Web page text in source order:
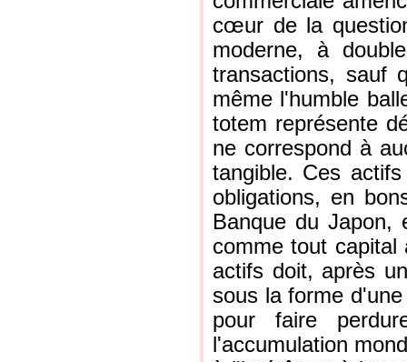
cœur de la
moderne, à
transactions, sauf
même l'humble
totem représente
ne correspond à
tangible. Ces
obligations, en
Banque du Japon,
comme tout capital
actifs doit, après
sous la forme
pour faire
l'accumulation